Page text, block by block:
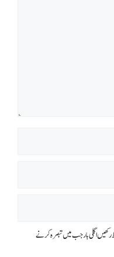
اگلی بار جب میں تبصرہ کرنے